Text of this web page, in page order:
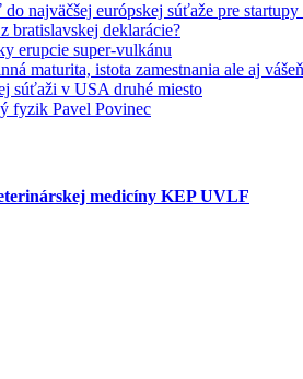
najväčšej európskej súťaže pre
bratislavskej deklarácie?
erupcie super-vulkánu
maturita, istota zamestnania ale aj vášeň
súťaži v USA druhé miesto
fyzik Pavel Povinec
medicíny KEP UVLF